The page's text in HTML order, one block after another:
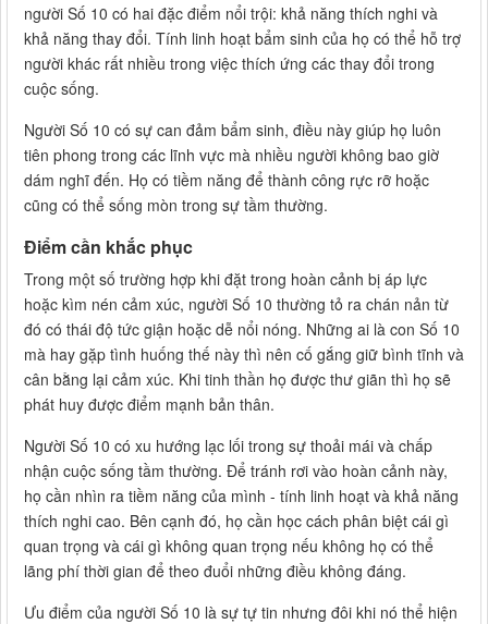
người Số 10 có hai đặc điểm nổi trội: khả năng thích nghi và
khả năng thay đổi. Tính linh hoạt bẩm sinh của họ có thể hỗ trợ
người khác rất nhiều trong việc thích ứng các thay đổi trong
cuộc sống.
Người Số 10 có sự can đảm bẩm sinh, điều này giúp họ luôn
tiên phong trong các lĩnh vực mà nhiều người không bao giờ
dám nghĩ đến. Họ có tiềm năng để thành công rực rỡ hoặc
cũng có thể sống mòn trong sự tầm thường.
Điểm cần khắc phục
Trong một số trường hợp khi đặt trong hoàn cảnh bị áp lực
hoặc kìm nén cảm xúc, người Số 10 thường tỏ ra chán nản từ
đó có thái độ tức giận hoặc dễ nổi nóng. Những ai là con Số 10
mà hay gặp tình huống thế này thì nên cố gắng giữ bình tĩnh và
cân bằng lại cảm xúc. Khi tinh thần họ được thư giãn thì họ sẽ
phát huy được điểm mạnh bản thân.
Người Số 10 có xu hướng lạc lối trong sự thoải mái và chấp
nhận cuộc sống tầm thường. Để tránh rơi vào hoàn cảnh này,
họ cần nhìn ra tiềm năng của mình - tính linh hoạt và khả năng
thích nghi cao. Bên cạnh đó, họ cần học cách phân biệt cái gì
quan trọng và cái gì không quan trọng nếu không họ có thể
lãng phí thời gian để theo đuổi những điều không đáng.
Ưu điểm của người Số 10 là sự tự tin nhưng đôi khi nó thể hiện